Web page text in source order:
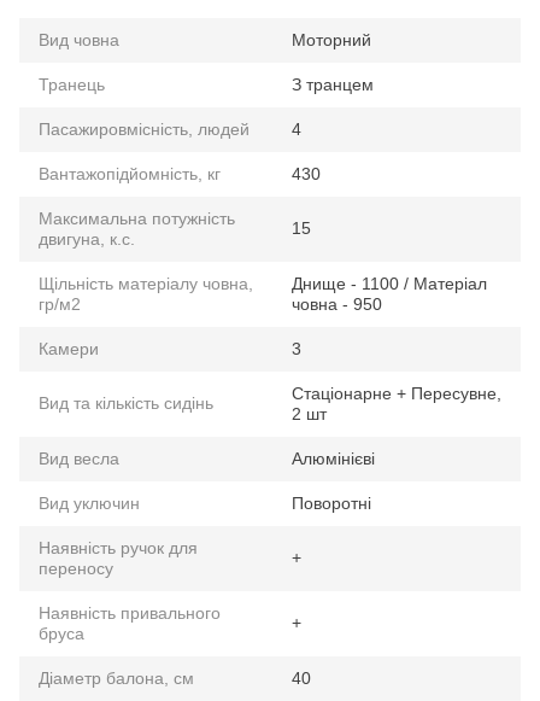
Вид човна Моторний
Транець З транцем
Пасажировмісність, людей 4
Вантажопідйомність, кг 430
Максимальна потужність
двигуна, к.с.
15
Щільність матеріалу човна,
гр/м2
Днище - 1100 / Матеріал
човна - 950
Камери 3
Вид та кількість сидінь
Стаціонарне + Пересувне,
2 шт
Вид весла Алюмінієві
Вид уключин Поворотні
Наявність ручок для
переносу
+
Наявність привального
бруса
+
Діаметр балона, см 40